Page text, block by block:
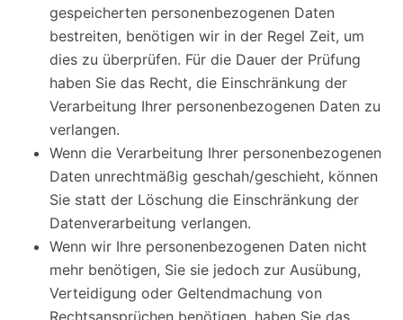
gespeicherten personenbezogenen Daten
bestreiten, benötigen wir in der Regel Zeit, um
dies zu überprüfen. Für die Dauer der Prüfung
haben Sie das Recht, die Einschränkung der
Verarbeitung Ihrer personenbezogenen Daten zu
verlangen.
Wenn die Verarbeitung Ihrer personenbezogenen
Daten unrechtmäßig geschah/geschieht, können
Sie statt der Löschung die Einschränkung der
Datenverarbeitung verlangen.
Wenn wir Ihre personenbezogenen Daten nicht
mehr benötigen, Sie sie jedoch zur Ausübung,
Verteidigung oder Geltendmachung von
Rechtsansprüchen benötigen, haben Sie das